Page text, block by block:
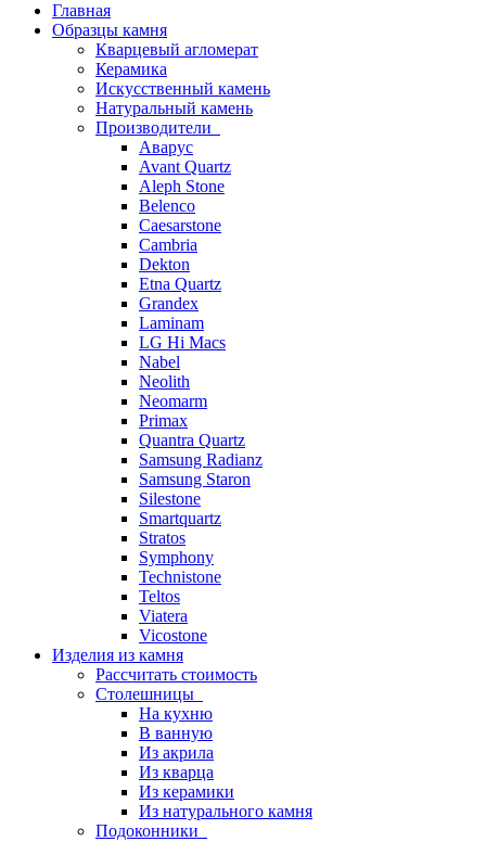
Главная
Образцы камня
Кварцевый агломерат
Керамика
Искусственный камень
Натуральный камень
Производители
Аварус
Avant Quartz
Aleph Stone
Belenco
Caesarstone
Cambria
Dekton
Etna Quartz
Grandex
Laminam
LG Hi Macs
Nabel
Neolith
Neomarm
Primax
Quantra Quartz
Samsung Radianz
Samsung Staron
Silestone
Smartquartz
Stratos
Symphony
Technistone
Teltos
Viatera
Vicostone
Изделия из камня
Рассчитать стоимость
Столешницы
На кухню
В ванную
Из акрила
Из кварца
Из керамики
Из натурального камня
Подоконники